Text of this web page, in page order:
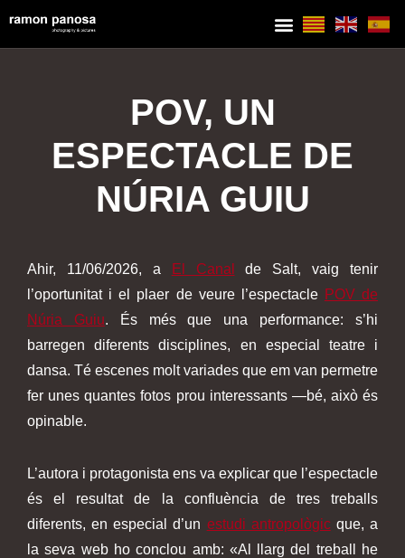
POV, UN
ESPECTACLE DE
NÚRIA GUIU
Ahir, 11/06/2026, a El Canal
de Salt, vaig tenir
l’oportunitat i el plaer de veure l’espectacle POV de
N úria Guiu. És més que una performance: s’hi
barregen diferents disciplines, en especial teatre i
dansa. Té escenes molt variades que em van permetre
fer unes quantes fotos prou interessants —bé, això és
opinable.
L’autora i protagonista ens va explicar que l’espectacle
és el resultat de la confluència de tres treballs
diferents, en especial d’un estudi antropològicque, a
la seva web ho conclou amb: «Al llarg del treball he